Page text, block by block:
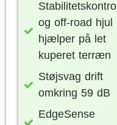
Stabilitetskontrol
og off-road hjul
hjælper på let
kuperet terræn
Støjsvag drift
omkring 59 dB
EdgeSense